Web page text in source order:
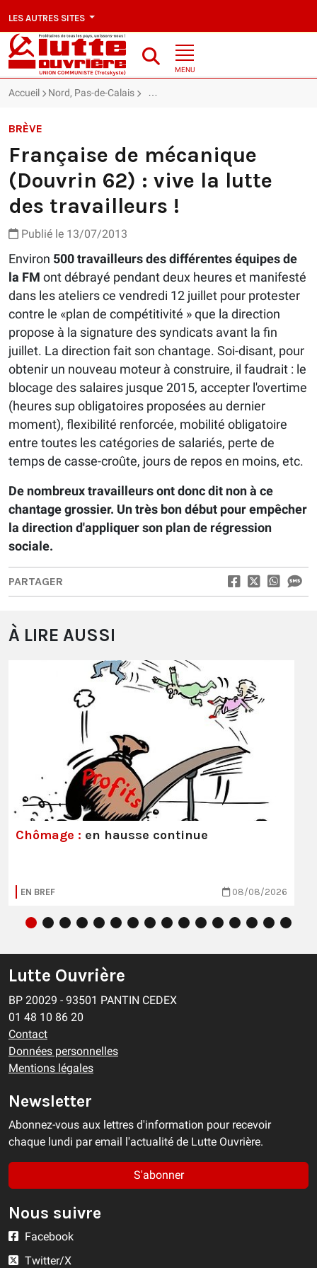
LES AUTRES SITES
MENU
Accueil Nord, Pas-de-Calais Française de mécanique (Douvrin 62)
BRÈVE
Française de mécanique
(Douvrin 62) : vive la lutte
des travailleurs !
Publié le 13/07/2013
Environ 500 travailleurs des différentes équipes de
la FM ont débrayé pendant deux heures et manifesté
dans les ateliers ce vendredi 12 juillet pour protester
contre le «plan de compétitivité » que la direction
propose à la signature des syndicats avant la fin
juillet. La direction fait son chantage. Soi-disant, pour
obtenir un nouveau moteur à construire, il faudrait : le
blocage des salaires jusque 2015, accepter l'overtime
(heures sup obligatoires proposées au dernier
moment), flexibilité renforcée, mobilité obligatoire
entre toutes les catégories de salariés, perte de
temps de casse-croûte, jours de repos en moins, etc.
De nombreux travailleurs ont donc dit non à ce
chantage grossier. Un très bon début pour empêcher
la direction d'appliquer son plan de régression
sociale.
PARTAGER
À LIRE AUSSI
Chômage : en hausse continue
EN BREF 08/08/2026
Lutte Ouvrière
BP 20029 - 93501 PANTIN CEDEX
01 48 10 86 20
Contact
Données personnelles
Mentions légales
Newsletter
Abonnez-vous aux lettres d'information pour recevoir
chaque lundi par email l'actualité de Lutte Ouvrière.
S'abonner
Nous suivre
Facebook
Twitter/X